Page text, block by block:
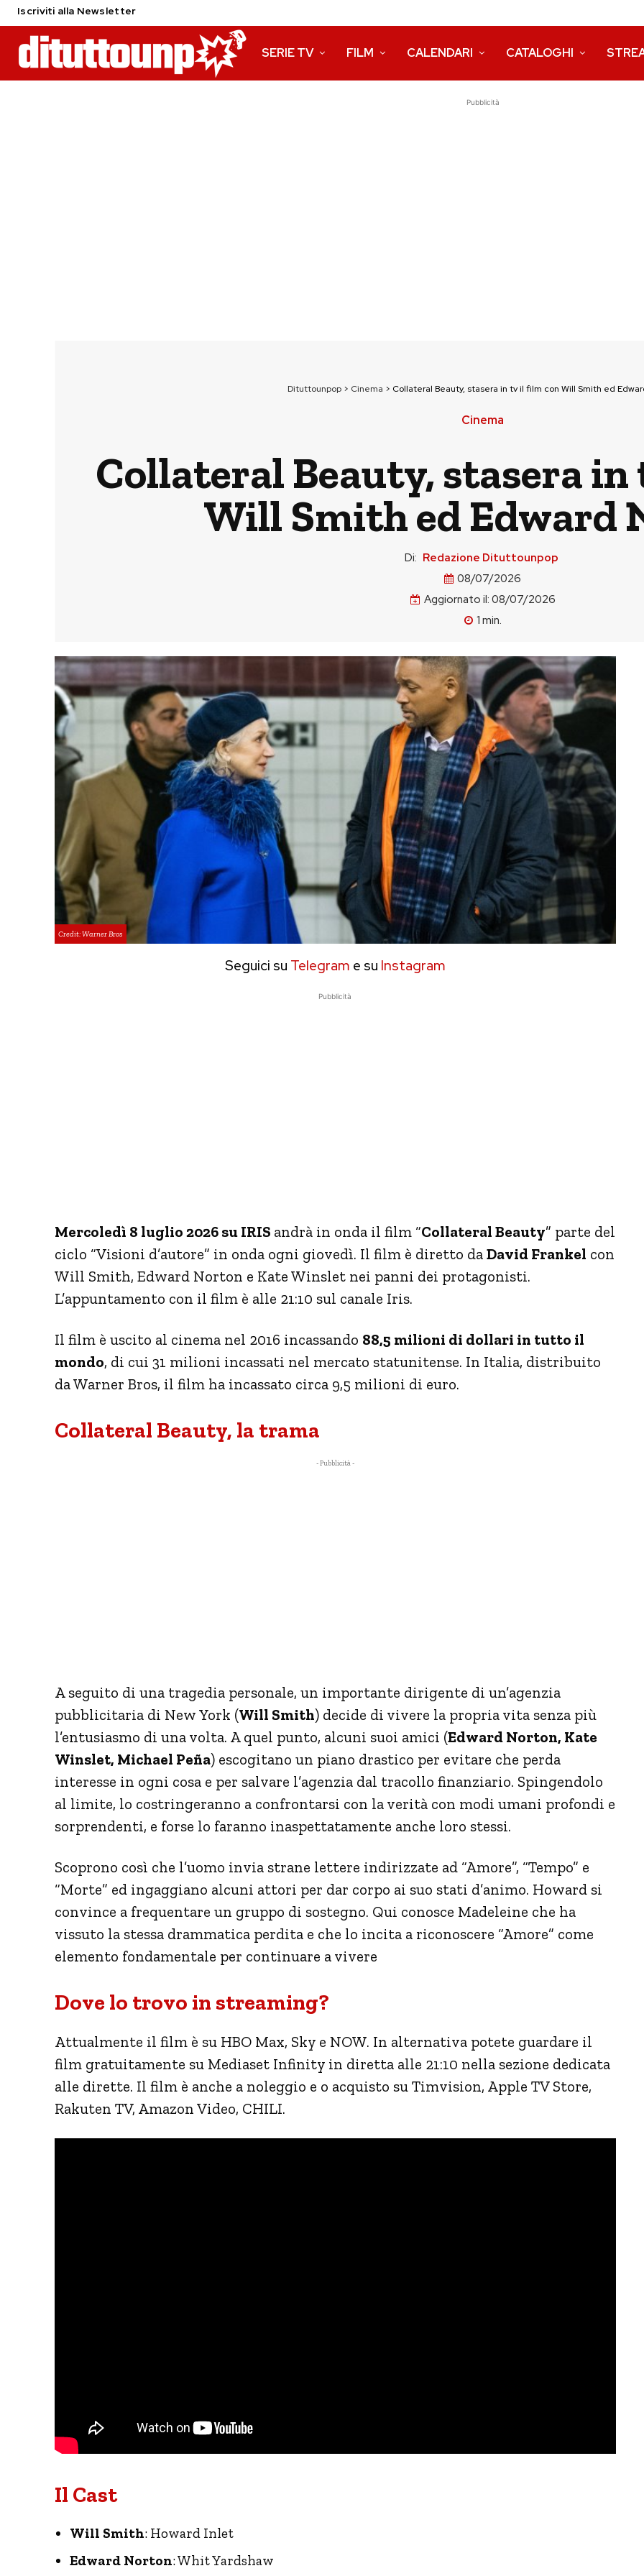
Iscriviti alla Newsletter
SERIE TV FILM CALENDARI CATALOGHI
Pubblicità
Dituttounpop> Cinema > Collateral Beauty, stasera in tv il film con Will Smith ed
Cinema
Collateral Beauty, stasera
Will Smith ed Edward
Di: Redazione Dituttounpop
08/07/2026
Aggiornato il: 08/07/2026
1 min.
Credit: Warner Bros
Seguici su Telegram e su Instagram
Pubblicità
Mercoledì 8 luglio 2026 su IRIS andrà in onda il film “Collateral Beauty” parte del
ciclo “Visioni d’autore” in onda ogni giovedì. Il film è diretto da David Frankel con
Will Smith, Edward Norton e Kate Winslet nei panni dei protagonisti.
L’appuntamento con il film è alle 21:10 sul canale Iris.
Il film è uscito al cinema nel 2016 incassando 88,5 milioni di dollari in tutto il
mondo, di cui 31 milioni incassati nel mercato statunitense. In Italia, distribuito
da Warner Bros, il film ha incassato circa 9,5 milioni di euro.
Collateral Beauty, la trama
- Pubblicità -
A seguito di una tragedia personale, un importante dirigente di un’agenzia
pubblicitaria di New York (Will Smith) decide di vivere la propria vita senza più
l’entusiasmo di una volta. A quel punto, alcuni suoi amici (Edward Norton, Kate
Winslet, Michael Peña) escogitano un piano drastico per evitare che perda
interesse in ogni cosa e per salvare l’agenzia dal tracollo finanziario. Spingendolo
al limite, lo costringeranno a confrontarsi con la verità con modi umani profondi e
sorprendenti, e forse lo faranno inaspettatamente anche loro stessi.
Scoprono così che l’uomo invia strane lettere indirizzate ad “Amore”, “Tempo” e
“Morte” ed ingaggiano alcuni attori per dar corpo ai suo stati d’animo. Howard si
convince a frequentare un gruppo di sostegno. Qui conosce Madeleine che ha
vissuto la stessa drammatica perdita e che lo incita a riconoscere “Amore” come
elemento fondamentale per continuare a vivere
Dove lo trovo in streaming?
Attualmente il film è su HBO Max, Sky e NOW. In alternativa potete guardare il
film gratuitamente su Mediaset Infinity in diretta alle 21:10 nella sezione dedicata
alle dirette. Il film è anche a noleggio e o acquisto su Timvision, Apple TV Store,
Rakuten TV, Amazon Video, CHILI.
Il Cast
Will Smith: Howard Inlet
Edward Norton: Whit Yardshaw